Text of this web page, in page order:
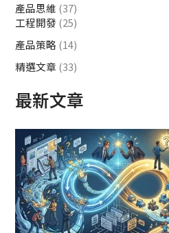
產品思維 (37)
工程開發 (25)
產品策略 (14)
精選文章 (33)
最新文章